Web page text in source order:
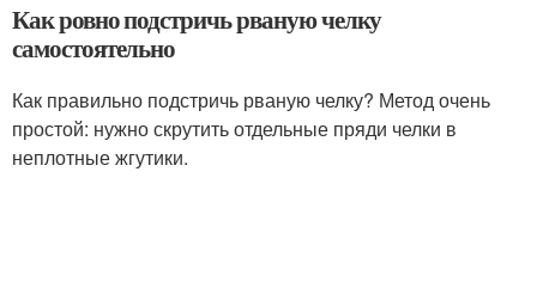
Как ровно подстричь рваную челку
самостоятельно
Как правильно подстричь рваную челку? Метод очень
простой: нужно скрутить отдельные пряди челки в
неплотные жгутики.